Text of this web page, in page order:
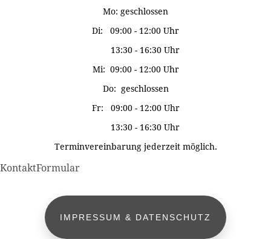
Mo: geschlossen
Di: 09:00 - 12:00 Uhr
13:30 - 16:30 Uhr
Mi: 09:00 - 12:00 Uhr
Do: geschlossen
Fr: 09:00 - 12:00 Uhr
13:30 - 16:30 Uhr
Terminvereinbarung jederzeit möglich.
KontaktFormular
IMPRESSUM & DATENSCHUTZ